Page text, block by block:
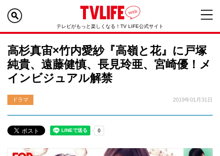
テレビがもっと楽しくなる！TV LIFE公式サイト
高杉真宙×竹内愛紗『高嶺と花』に戸塚
純貴、遠藤健慎、長見玲亜、宮崎優！メ
インビジュアル解禁
ドラマ 2019年01月31日